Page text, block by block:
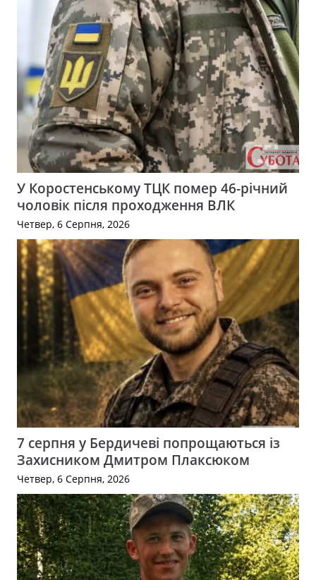
У Коростенському ТЦК помер 46-річний
чоловік після проходження ВЛК
Четвер, 6 Серпня, 2026
7 серпня у Бердичеві попрощаються із
Захисником Дмитром Плаксюком
Четвер, 6 Серпня, 2026